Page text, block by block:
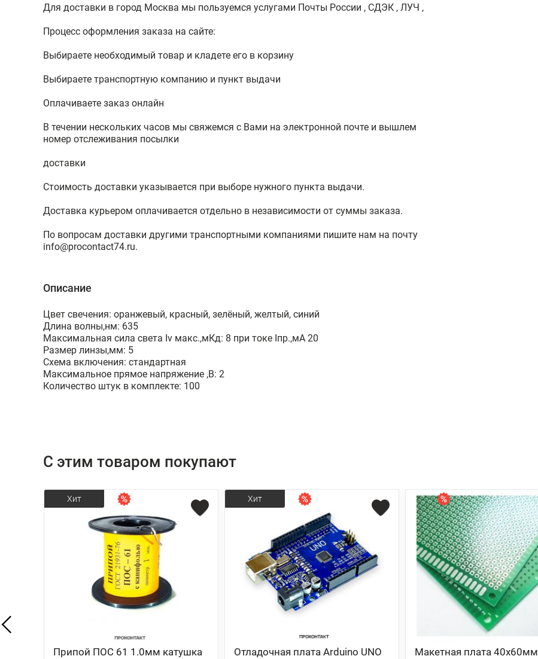
Для доставки в город Москва мы пользуемся услугами Почты России , СДЭК , ЛУЧ ,
Процесс оформления заказа на сайте:
Выбираете необходимый товар и кладете его в корзину
Выбираете транспортную компанию и пункт выдачи
Оплачиваете заказ онлайн
В течении нескольких часов мы свяжемся с Вами на электронной почте и вышлем
номер отслеживания посылки
доставки
Стоимость доставки указывается при выборе нужного пункта выдачи.
Доставка курьером оплачивается отдельно в независимости от суммы заказа.
По вопросам доставки другими транспортными компаниями пишите нам на почту
info@procontact74.ru.
Описание
Цвет свечения: оранжевый, красный, зелёный, желтый, синий
Длина волны,нм: 635
Максимальная сила света Iv макс.,мКд: 8 при токе Iпр.,мА 20
Размер линзы,мм: 5
Схема включения: стандартная
Максимальное прямое напряжение ,В: 2
Количество штук в комплекте: 100
С этим товаром покупают
Припой ПОС 61 1.0мм катушка
Хит
Отладочная плата Arduino UNO
Хит
Макетная плата 40х60мм